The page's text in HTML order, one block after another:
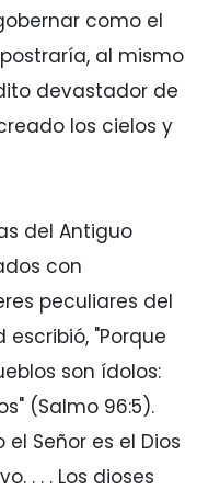
como el
al mismo
devastador de
los cielos y
del Antiguo
con
peculiares del
"Porque
son ídolos:
(Salmo 96:5).
el Señor es el Dios
. . . Los dioses